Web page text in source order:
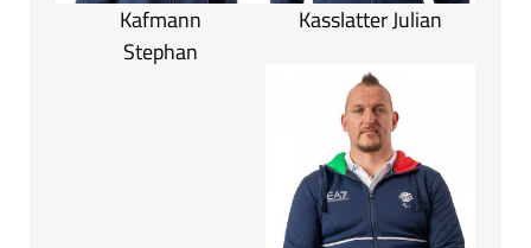
Kafmann
Stephan
Kasslatter Julian